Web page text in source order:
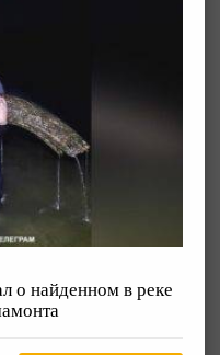
о найденном в реке